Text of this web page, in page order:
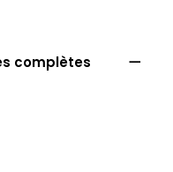
complètes 